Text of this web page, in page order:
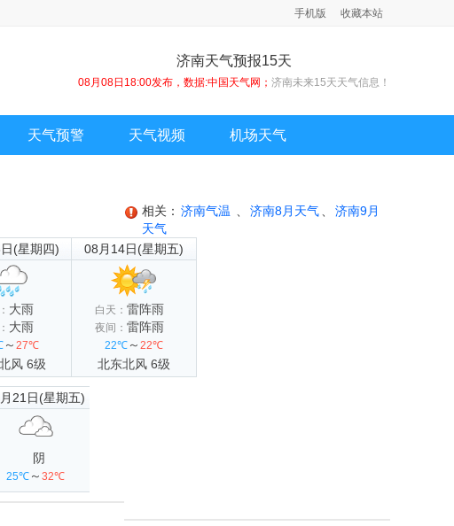
手机版 收藏本站
济南天气预报15天
08月08日18:00发布，数据:中国天气网； 济南未来15天天气信息！
天气预警 天气视频 机场天气
相关： 济南气温 济南8月天气
济南9月
天气
(星期四)
大雨
大雨
～ 27℃
风 6级
08月14日(星期五)
白天： 雷阵雨
夜间： 雷阵雨
22℃ ～ 22℃
北东北风 6级
21日(星期五)
阴
25℃ ～ 32℃